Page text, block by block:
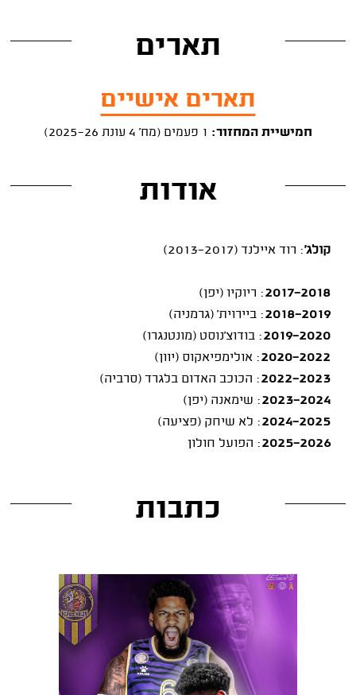
תארים
תארים אישיים
חמישיית המחזור:
אודות
קולג': רוד איילנד (2013-2017)
2017-2018: ריוקיו (יפן)
2018-2019: ביירוית' (גרמניה)
2019-2020: בודוצ'נוסט (מונטנגרו)
2020-2022: אולימפיאקוס (יוון)
2022-2023: הכוכב האדום בלגרד (סרביה)
2023-2024: שימאנה (יפן)
2024-2025: לא שיחק (פציעה)
2025-2026: הפועל חולון
כתבות